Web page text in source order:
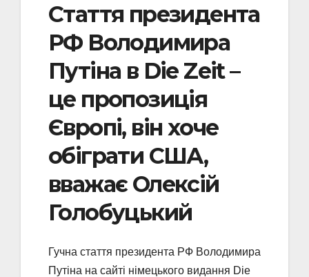
Стаття президента
РФ Володимира
Путіна в Die Zeit –
це пропозиція
Європі, він хоче
обіграти США,
вважає Олексій
Голобуцький
Гучна стаття президента РФ Володимира
Путіна на сайті німецького видання Die